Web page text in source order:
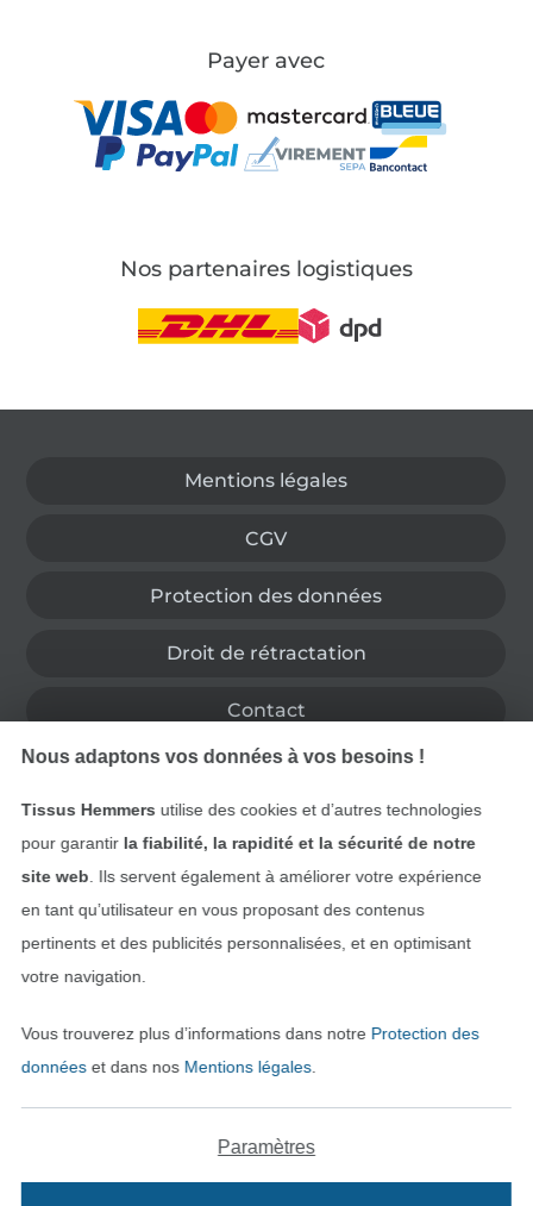
Payer avec
Nos partenaires logistiques
Mentions légales
CGV
Protection des données
Droit de rétractation
Contact
Trouvez plus d’idées
Nous adaptons vos données à vos besoins !
Tissus Hemmers utilise des cookies et d’autres technologies
pour garantir la fiabilité, la rapidité et la sécurité de notre
site web . Ils servent également à améliorer votre expérience
en tant qu’utilisateur en vous proposant des contenus
pertinents et des publicités personnalisées, et en optimisant
votre navigation.
Vous trouverez plus d’informations dans notre Protection des
donnéeset dans nos Mentions légales.
Paramètres